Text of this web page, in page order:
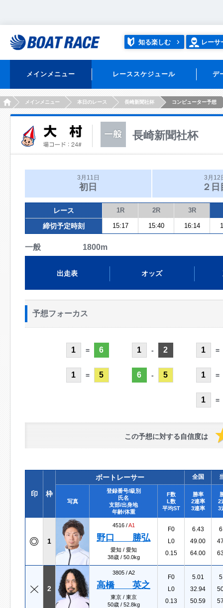
知る楽しむ レーサ
メインメニュー レーススケジュール デ
HOMEメインメニュー 本日のレース 長崎新聞社杯 コンピューター予想
長崎新聞社杯
3月11日
初日
3月12
２日
レース 1R 2R 3R
締切予定時刻 15:17 15:40 16:14
一般 1800m
出走表 オッズ
予想フォーカス
1 = 6
1 = 5
1 - 2
6 - 5
1 =
1 =
1 =
この予想に対する自信度は
印 枠
ボートレーサー 全国
写真
登録番号/級別
氏名
支部/出身地
年齢/体重
F数
L数
平均ST
勝率
2連率
3連率
2
3
1
4516 /A1
野口 勝弘
愛知 / 愛知
38歳 / 50.0kg
F0
L0
0.15
6.43
49.00
64.00
2
3805 /A2
高橋 英之
東京 / 東京
50歳 / 52.8kg
F0
L0
0.13
5.01
32.94
50.59